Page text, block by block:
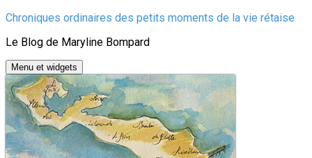
Aller
contenu
Chroniques ordinaires des petits moments de la vie rétaise
Le Blog de Maryline Bompard
Menu et widgets